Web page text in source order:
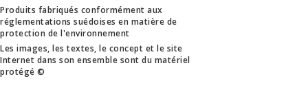
Produits fabriqués conformément aux
réglementations suédoises en matière de
protection de l'environnement
Les images, les textes, le concept et le site
Internet dans son ensemble sont du matériel
protégé ©